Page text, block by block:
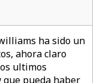
ha sido un
ahora claro
ultimos
pueda haber